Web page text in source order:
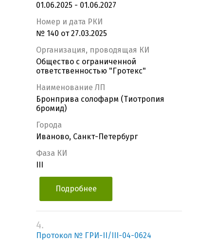
01.06.2025 - 01.06.2027
Номер и дата РКИ
№ 140 от 27.03.2025
Организация, проводящая КИ
Общество с ограниченной
ответственностью "Гротекс"
Наименование ЛП
Бронприва солофарм (Тиотропия
бромид)
Города
Иваново, Санкт-Петербург
Фаза КИ
Подробнее
4.
Протокол № ГРИ-II/III-04-0624